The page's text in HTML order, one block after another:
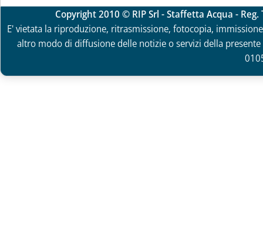
Copyright 2010 © RIP Srl - Staffetta Acqua -
E' vietata la riproduzione, ritrasmissione, fotocopia,
altro modo di diffusione delle notizie o servizi della